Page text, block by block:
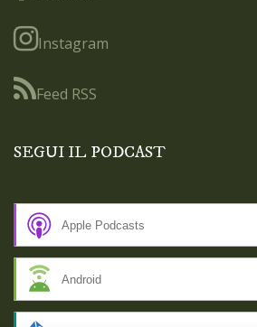
Instagram
Feed RSS
SEGUI IL PODCAST
Apple Podcasts
Android